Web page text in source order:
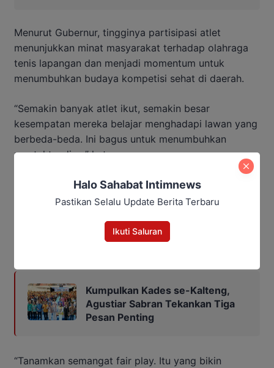
Menurut Gubernur, tingginya partisipasi atlet
menunjukkan minat masyarakat terhadap olahraga
tenis lapangan dan menjadi momentum untuk
menumbuhkan budaya kompetisi sehat di daerah.
“Semakin banyak atlet ikut, semakin besar
kesempatan mereka belajar menghadapi lawan yang
berbeda-beda. Ini bagus untuk menumbuhkan
mental tanding,” katanya.
Agustiar juga menekankan bahwa kemenangan
bukan tujuan utama. Lebih penting adalah
percaya diri, dan berkompetisi dengan sportif.
Kumpulkan Kades se-Kalteng,
Agustiar Sabran Tekankan Tiga
Pesan Penting
“Tanamkan semangat fair play. Itu yang bikin
Halo Sahabat Intimnews
Pastikan Selalu Update Berita Terbaru
Ikuti Saluran